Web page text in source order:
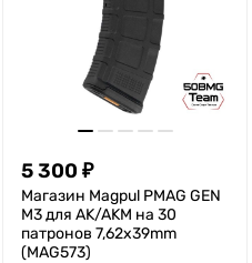
5 300 ₽
Магазин Magpul PMAG GEN
M3 для AK/AKM на 30
патронов 7,62x39mm
(MAG573)